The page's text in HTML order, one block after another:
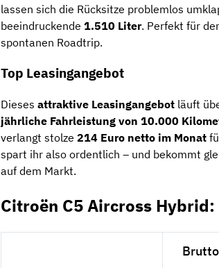
lassen sich die Rücksitze problemlos
beeindruckende 1.510 Liter. Perfekt für
spontanen Roadtrip.
Top Leasingangebot
Dieses attraktive Leasingangebot läuft
jährliche Fahrleistung von 10.000
verlangt stolze 214 Euro netto im Monat
spart ihr also ordentlich – und bekommt
auf dem Markt.
Citroën C5 Aircross